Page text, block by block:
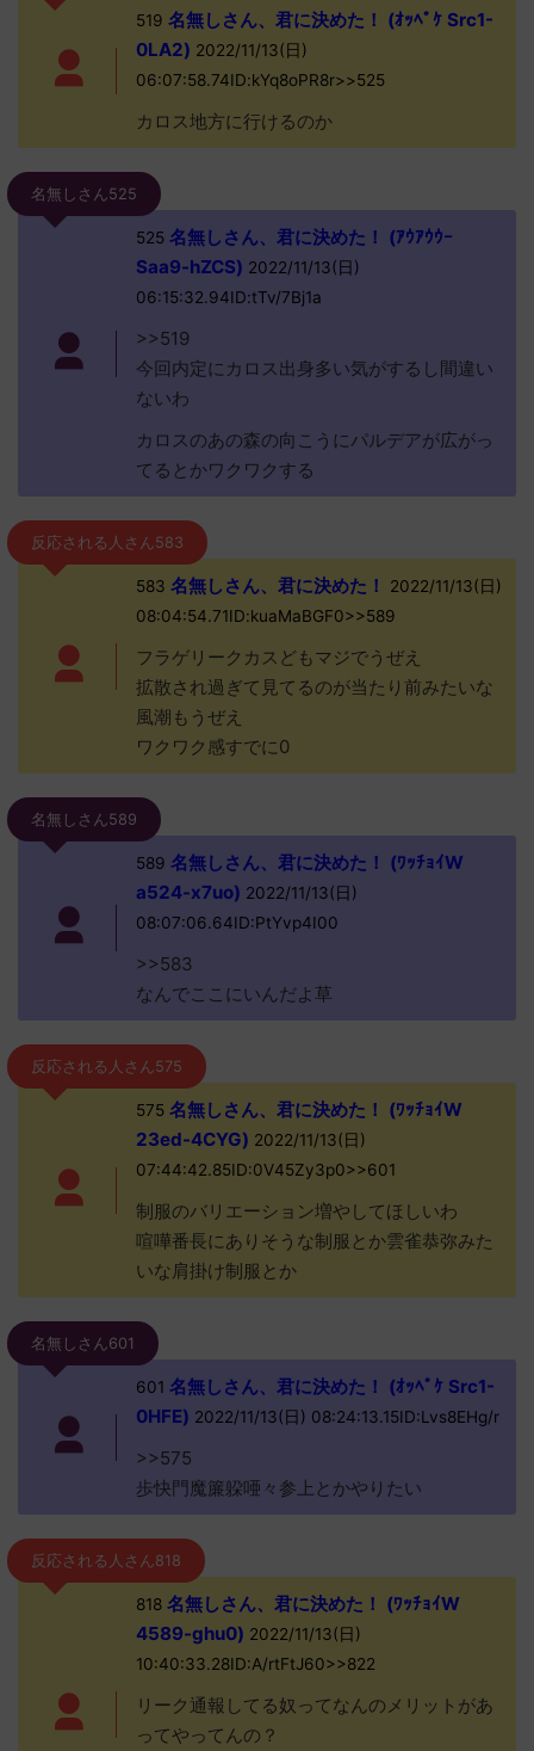
519 名無しさん、君に決めた！ (ｵｯﾍﾟｹ Src1-
0LA2) 2022/11/13(日)
06:07:58.74ID:kYq8oPR8r>>525
カロス地方に行けるのか
名無しさん525
525名無しさん、君に決めた！ (ｱｳｱｳｳｰ
Saa9-hZCS) 2022/11/13(日)
06:15:32.94ID:tTv/7Bj1a
>>519
今回内定にカロス出身多い気がするし間違い
ないわ
カロスのあの森の向こうにパルデアが広がっ
てるとかワクワクする
反応される人さん583
583 名無しさん、君に決めた！
2022/11/13(日)
08:04:54.71ID:kuaMaBGF0>>589
フラゲリークカスどもマジでうぜえ
拡散され過ぎて見てるのが当たり前みたいな
風潮もうぜえ
ワクワク感すでに0
名無しさん589
589 名無しさん、君に決めた！ (ﾜｯﾁｮｲW
a524-x7uo) 2022/11/13(日)
08:07:06.64ID:PtYvp4I00
>>583
なんでここにいんだよ草
反応される人さん575
575名無しさん、君に決めた！ (ﾜｯﾁｮｲW
23ed-4CYG) 2022/11/13(日)
07:44:42.85ID:0V45Zy3p0>>601
制服のバリエーション増やしてほしいわ
喧嘩番長にありそうな制服とか雲雀恭弥みた
いな肩掛け制服とか
名無しさん601
601 名無しさん、君に決めた！ (ｵｯﾍﾟｹ Src1-
0HFE) 2022/11/13(日) 08:24:13.15ID:Lvs8EHg/r
>>575
歩快門魔簾躱唖々参上とかやりたい
反応される人さん818
818名無しさん、君に決めた！ (ﾜｯﾁｮｲW
4589-ghu0) 2022/11/13(日)
10:40:33.28ID:A/rtFtJ60>>822
リーク通報してる奴ってなんのメリットがあ
ってやってんの？